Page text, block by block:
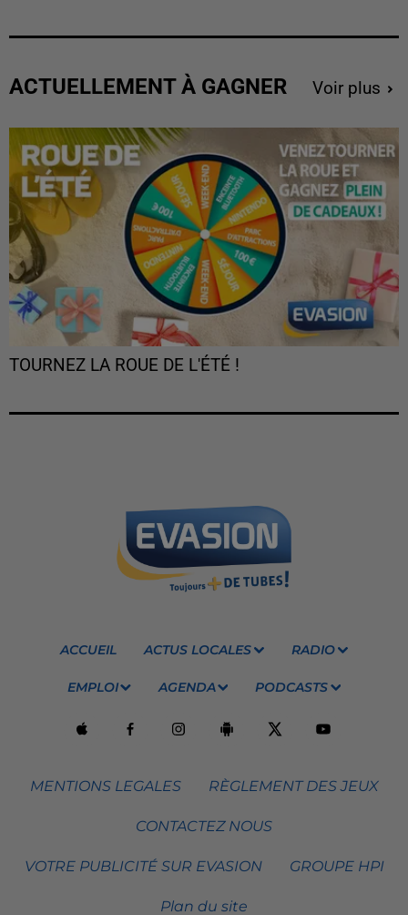
ACTUELLEMENT À GAGNER Voir plus
TOURNEZ LA ROUE DE L'ÉTÉ !
ACCUEIL ACTUS LOCALES RADIO
EMPLOI AGENDA PODCASTS
MENTIONS LEGALES RÈGLEMENT DES JEUX
CONTACTEZ NOUS
VOTRE PUBLICITÉ SUR EVASION GROUPE HPI
Plan du site